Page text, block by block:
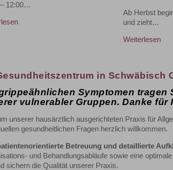
12:00…
Ab Herbst
und zieht…
Weiterlesen
in Schwäbisch
Symptomen tragen
vulnerabler Gruppen. Danke für
unserer hausärztlich ausgerichteten Praxis für
gesundheitlichen Fragen herzlich willkommen.
Betreuung und detaillierte
und Behandlungsabläufe sowie eine
sichern die Qualität unserer Praxis.